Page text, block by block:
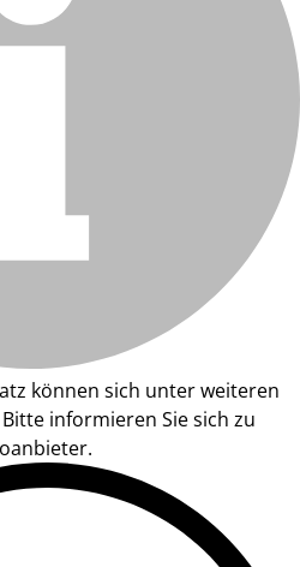
können sich unter weiteren
informieren Sie sich zu